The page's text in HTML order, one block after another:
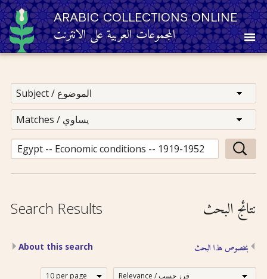
ARABIC COLLECTIONS ONLINE
المجموعات العربية على الانترنت
Other Resources
Browse
Browse by Category
Search
Search Results نتائج البحث
About this search بخصوص هذا البحث